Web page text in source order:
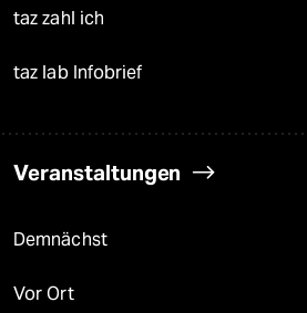
taz zahl ich
taz lab Infobrief
Veranstaltungen
Demnächst
Vor Ort